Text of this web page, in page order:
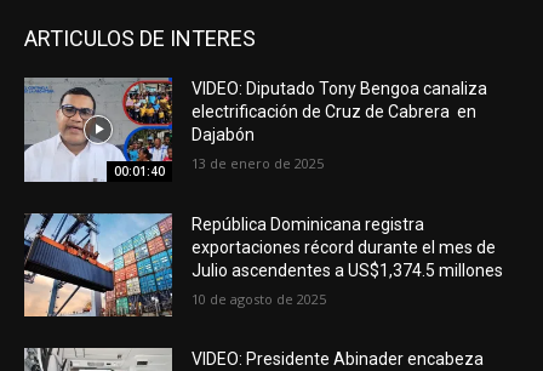
ARTICULOS DE INTERES
00:01:40
VIDEO: Diputado Tony Bengoa canaliza
electrificación de Cruz de Cabrera en
Dajabón
13 de enero de 2025
República Dominicana registra
exportaciones récord durante el mes de
Julio ascendentes a US$1,374.5 millones
10 de agosto de 2025
VIDEO: Presidente Abinader encabeza